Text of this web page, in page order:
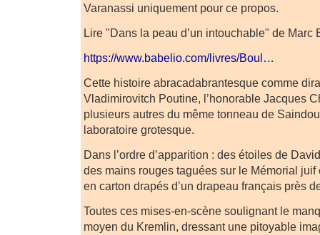
Varanassi uniquement pour ce propos.
Lire "Dans la peau d’un intouchable" de Marc
https://www.babelio.com/livres/Boul…
Cette histoire abracadabrantesque comme
Vladimirovitch Poutine, l’honorable Jacques
plusieurs autres du même tonneau de
laboratoire grotesque.
Dans l’ordre d’apparition : des étoiles de
des mains rouges taguées sur le Mémorial
en carton drapés d’un drapeau français près
Toutes ces mises-en-scène soulignant le
moyen du Kremlin, dressant une pitoyable